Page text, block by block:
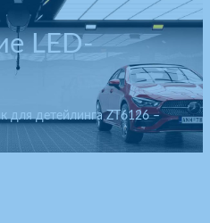
LED-
для детейлинга ZT6126 –